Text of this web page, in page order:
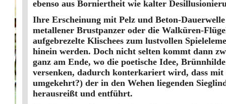
ebenso aus Borniertheit wie kalter
Ihre Erscheinung mit Pelz und Beton-
metallener Brustpanzer oder die Walküren-
aufgebrezelte Klischees zum lustvollen
hinein werden. Doch nicht selten kommt dann
ganz am Ende, wo die poetische Idee,
versenken, dadurch konterkariert wird, dass
umgekehrt?) der in den Wehen liegenden
herausreißt und entführt.